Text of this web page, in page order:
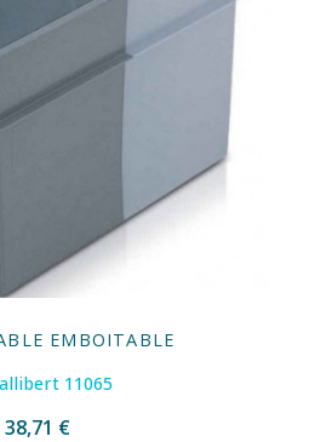
EMBOITABLE
11065
38,71 €